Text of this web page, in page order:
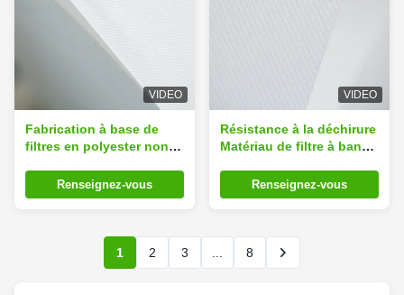
VIDEO
Fabrication à base de
filtres en polyester non
PTFERenseignez-vous
VIDEO
Résistance à la déchirure
Matériau de filtre à bande
mm d'épaisseur
Renseignez-vous
1 2 3 8